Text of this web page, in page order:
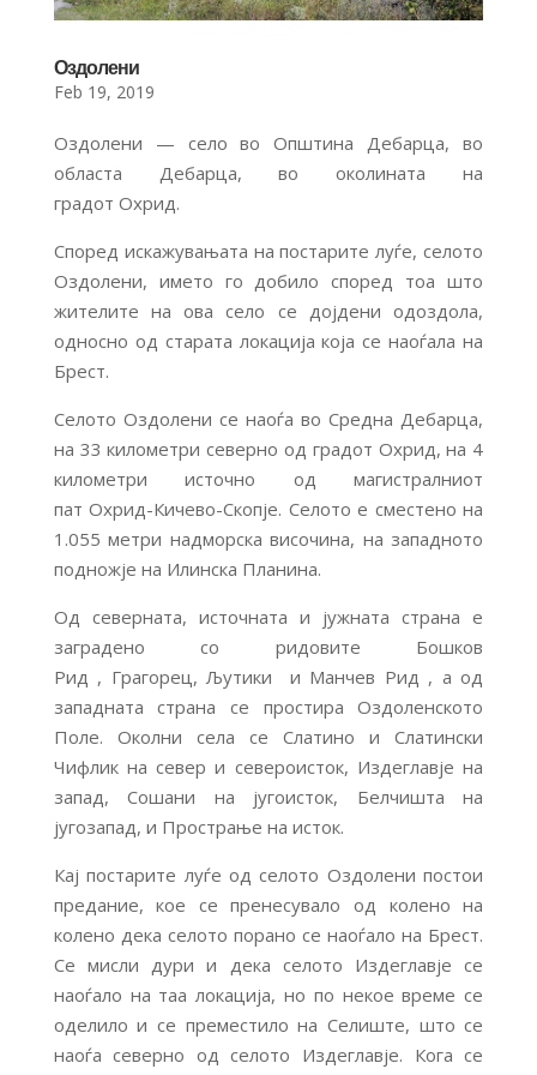
Оздолени
Feb 19, 2019
Оздолени — село во Општина Дебарца, во
областа Дебарца, во околината на
градот Охрид.
Според искажувањата на постарите луѓе, селото
Оздолени, името го добило според тоа што
жителите на ова село се дојдени одоздола,
односно од старата локација која се наоѓала на
Брест.
Селото Оздолени се наоѓа во Средна Дебарца,
на 33 километри северно од градот Охрид, на 4
километри источно од магистралниот
пат Охрид-Кичево-Скопје. Селото е сместено на
1.055 метри надморска височина, на западното
подножје на Илинска Планина.
Од северната, источната и јужната страна е
заградено со ридовите Бошков
Рид , Грагорец, Љутики и Манчев Рид , а од
западната страна се простира Оздоленското
Поле. Околни села се Слатино и Слатински
Чифлик на север и североисток, Издеглавје на
запад, Сошани на југоисток, Белчишта на
југозапад, и Прострање на исток.
Кај постарите луѓе од селото Оздолени постои
предание, кое се пренесувало од колено на
колено дека селото порано се наоѓало на Брест.
Се мисли дури и дека селото Издеглавје се
наоѓало на таа локација, но по некое време се
оделило и се преместило на Селиште, што се
наоѓа северно од селото Издеглавје. Кога се